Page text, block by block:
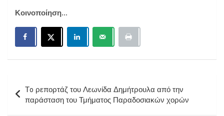
Κοινοποίηση...
άρθρων
Τo ρεπορτάζ του Λεωνίδα Δημήτρουλα από την
παράσταση του Τμήματος Παραδοσιακών χορών